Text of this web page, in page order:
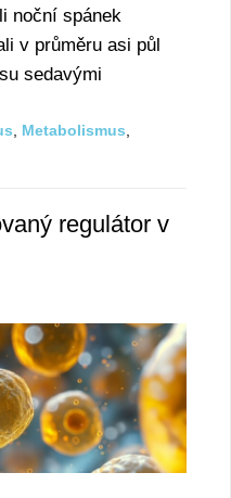
noční spánek
v průměru asi půl
sedavými
Metabolismus
regulátor v